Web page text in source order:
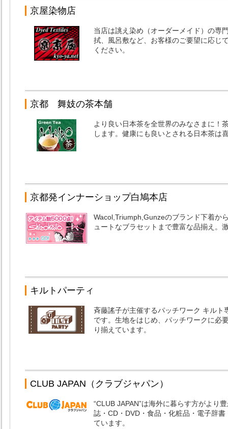
京屋染物店
当店は誂え染め（オーダーメイド）の専
拭、風呂敷など、お客様のご要望に応じ
ください。
京都 舞妓の茶本舗
より良い日本茶を全世界のみなさまに！
します。健康にも良いとされる日本茶は
京都発インナーショップ白鳩本店
Wacol,Triumph,Gunzeのブランド下着か
ュートなブラセットまで豊富な品揃え。
キルトパーティ
斉藤謠子が主催するパッチワーク キルト
です。生地をはじめ、パッチワークに必
り揃えています。
CLUB JAPAN（クラブジャパン）
“CLUB JAPAN”は海外に暮らす方がより
誌・CD・DVD・食品・化粧品・電子辞
ています。